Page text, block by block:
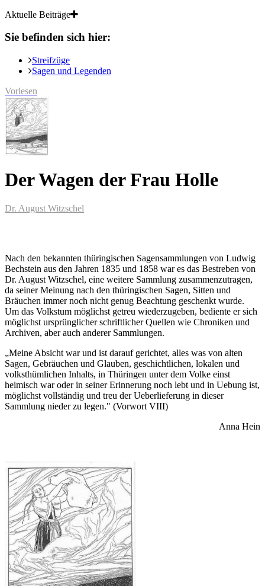
Aktuelle Beiträge
Sie befinden sich hier:
Streifzüge
Sagen und Legenden
Vorlesen
Der Wagen der Frau Holle
Dr. August Witzschel
Nach den bekannten thüringischen Sagensammlungen von Ludwig
Bechstein aus den Jahren 1835 und 1858 war es das Bestreben von
Dr. August Witzschel, eine weitere Sammlung zusammenzutragen,
da seiner Meinung nach den thüringischen Sagen, Sitten und
Bräuchen immer noch nicht genug Beachtung geschenkt wurde.
Um das Volkstum möglichst getreu wiederzugeben, bediente er sich
möglichst ursprünglicher schriftlicher Quellen wie Chroniken und
Archiven, aber auch anderer Sammlungen.
„Meine Absicht war und ist darauf gerichtet, alles was von alten
Sagen, Gebräuchen und Glauben, geschichtlichen, lokalen und
volksthümlichen Inhalts, in Thüringen unter dem Volke einst
heimisch war oder in seiner Erinnerung noch lebt und in Uebung ist,
möglichst vollständig und treu der Ueberlieferung in dieser
Sammlung nieder zu legen." (Vorwort VIII)
Anna Hein